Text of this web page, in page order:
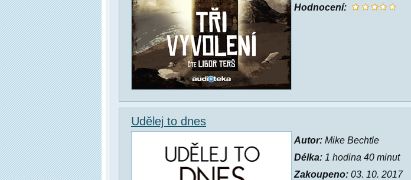
Hodnocení:
Udělej to dnes
Autor: Mike Bechtle
Délka: 1 hodina 40 minut
Zakoupeno: 03. 10. 2017